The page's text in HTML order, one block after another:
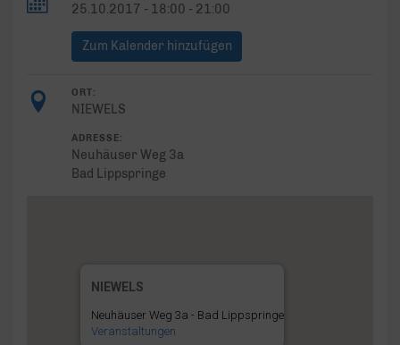
25.10.2017 - 18:00 - 21:00
Zum Kalender hinzufügen
ORT:
NIEWELS
ADRESSE:
Neuhäuser Weg 3a
Bad Lippspringe
NIEWELS
Neuhäuser Weg 3a - Bad Lippspringe
Veranstaltungen